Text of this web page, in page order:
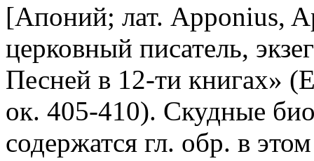
[Апоний; лат. Apponius,
церковный писатель,
Песней в 12-ти книгах»
ок. 405-410). Скудные
содержатся гл. обр. в